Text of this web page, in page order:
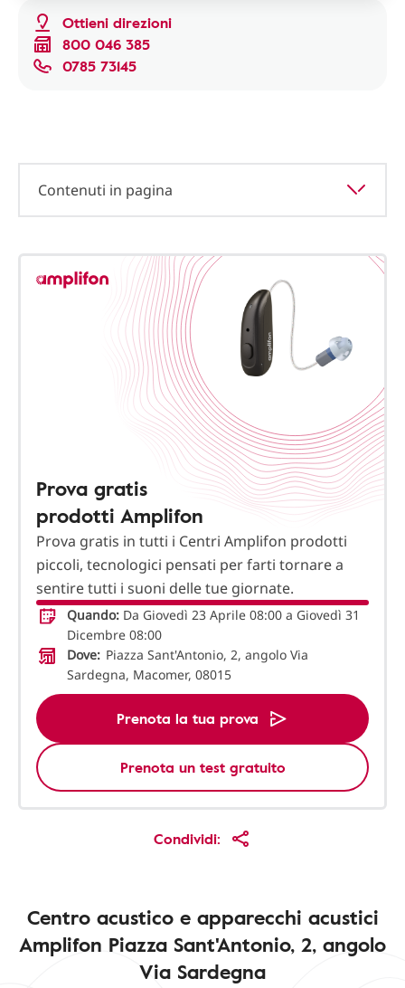
Ottieni direzioni
800 046 385
0785 73145
Contenuti in pagina
Prova gratis
prodotti Amplifon
Prova gratis in tutti i Centri Amplifon prodotti
piccoli, tecnologici pensati per farti tornare a
sentire tutti i suoni delle tue giornate.
Quando: Da Giovedì 23 Aprile 08:00 a Giovedì 31
Dicembre 08:00
Dove: Piazza Sant'Antonio, 2, angolo Via
Sardegna, Macomer, 08015
Prenota la tua prova
Prenota un test gratuito
Condividi:
Centro acustico e apparecchi acustici
Amplifon Piazza Sant'Antonio, 2, angolo
Via Sardegna